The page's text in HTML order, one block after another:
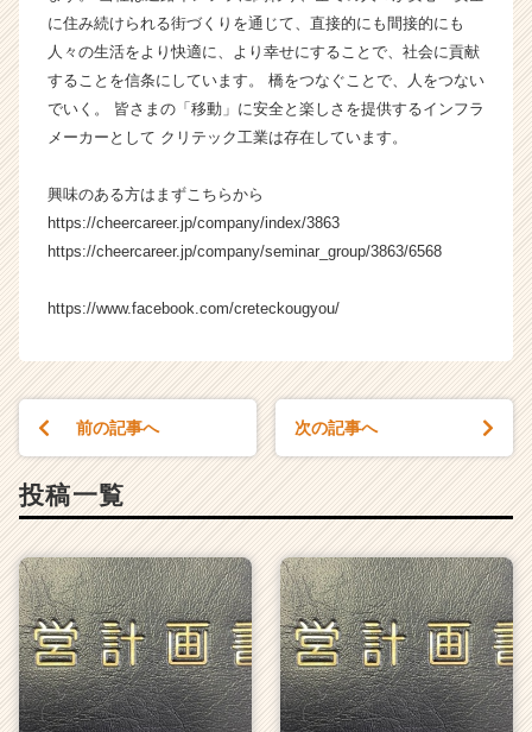
か
ら
カ
ウ
ト
届
く
就
イ
ア
（C
e
e
r
C
a
r
e
に住み続けられる街づくりを通じて、直接的にも間接的にも
人々の生活をより快適に、より幸せにすることで、社会に貢献
することを信条にしています。 橋をつなぐことで、人をつない
でいく。 皆さまの「移動」に安全と楽しさを提供するインフラ
メーカーとして クリテック工業は存在しています。
興味のある方はまずこちらから
https://cheercareer.jp/company/index/3863
https://cheercareer.jp/company/seminar_group/3863/6568
https://www.facebook.com/creteckougyou/
前の記事へ 次の記事へ
投稿一覧